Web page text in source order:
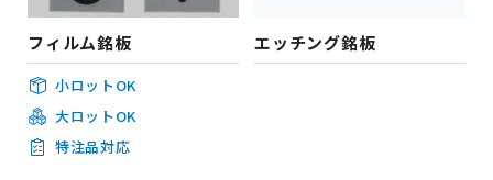
フィルム銘板
小ロットOK
大ロットOK
特注品対応
エッチング銘板